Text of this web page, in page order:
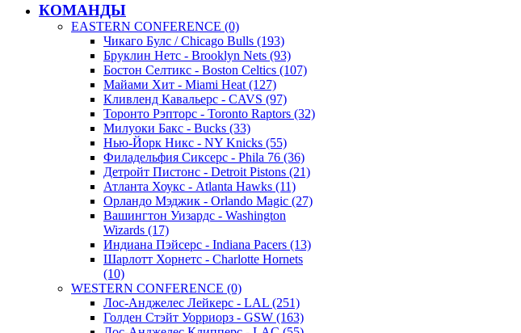
КОМАНДЫ
EASTERN CONFERENCE (0)
Чикаго Булс / Chicago Bulls (193)
Бруклин Нетс - Brooklyn Nets (93)
Бостон Селтикс - Boston Celtics (107)
Майами Хит - Miami Heat (127)
Кливленд Кавальерс - CAVS (97)
Торонто Рэпторс - Toronto Raptors (32)
Милуоки Бакс - Bucks (33)
Нью-Йорк Никс - NY Knicks (55)
Филадельфия Сиксерс - Phila 76 (36)
Детройт Пистонс - Detroit Pistons (21)
Атланта Хоукс - Atlanta Hawks (11)
Орландо Мэджик - Orlando Magic (27)
Вашингтон Уизардс - Washington
Wizards (17)
Индиана Пэйсерс - Indiana Pacers (13)
Шарлотт Хорнетс - Charlotte Hornets
(10)
WESTERN CONFERENCE (0)
Лос-Анджелес Лейкерс - LAL (251)
Голден Стэйт Уорриорз - GSW (163)